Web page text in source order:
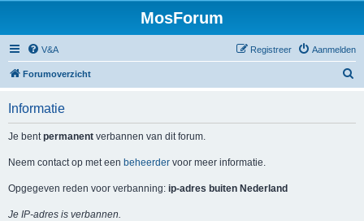
MosForum
V&A Aanmelden
Registreer
Forumoverzicht
Informatie
Je bentpermanent verbannen van dit forum.
Neem contact op met een beheerder voor meer informatie.
Opgegeven reden voor verbanning: ip-adres buiten Nederland
Je IP-adres is verbannen.